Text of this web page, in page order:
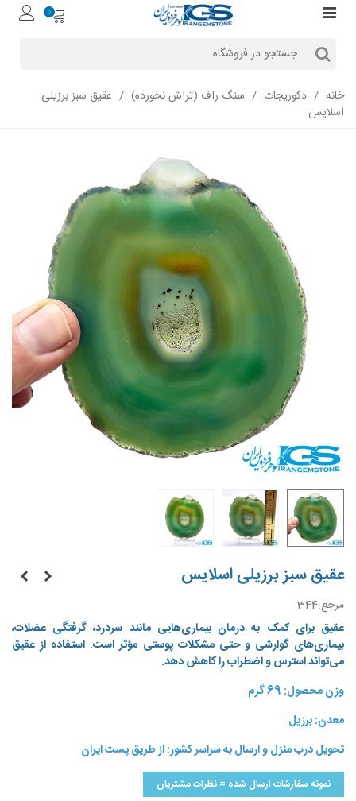
0
خانه / دکوریجات / سنگ راف (تراش نخورده) / عقیق سبز برزیلی
اسلایس
عقیق سبز برزیلی اسلایس
مرجع:344
عقیق برای کمک به درمان بیماری‌هایی مانند سردرد، گرفتگی عضلات،
بیماری‌های گوارشی و حتی مشکلات پوستی مؤثر است. استفاده از عقیق
می‌تواند استرس و اضطراب را کاهش دهد.
وزن محصول: 69 گرم
معدن: برزیل
تحویل درب منزل و ارسال به سراسر کشور: از طریق پست ایران
نمونه سفارشات ارسال شده = نظرات مشتریان